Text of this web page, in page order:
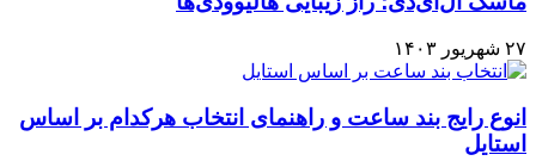
۲۷ شهریور ۱۴۰۳
انوع رایج بند ساعت و راهنمای انتخاب هرکدام بر اساس
استایل